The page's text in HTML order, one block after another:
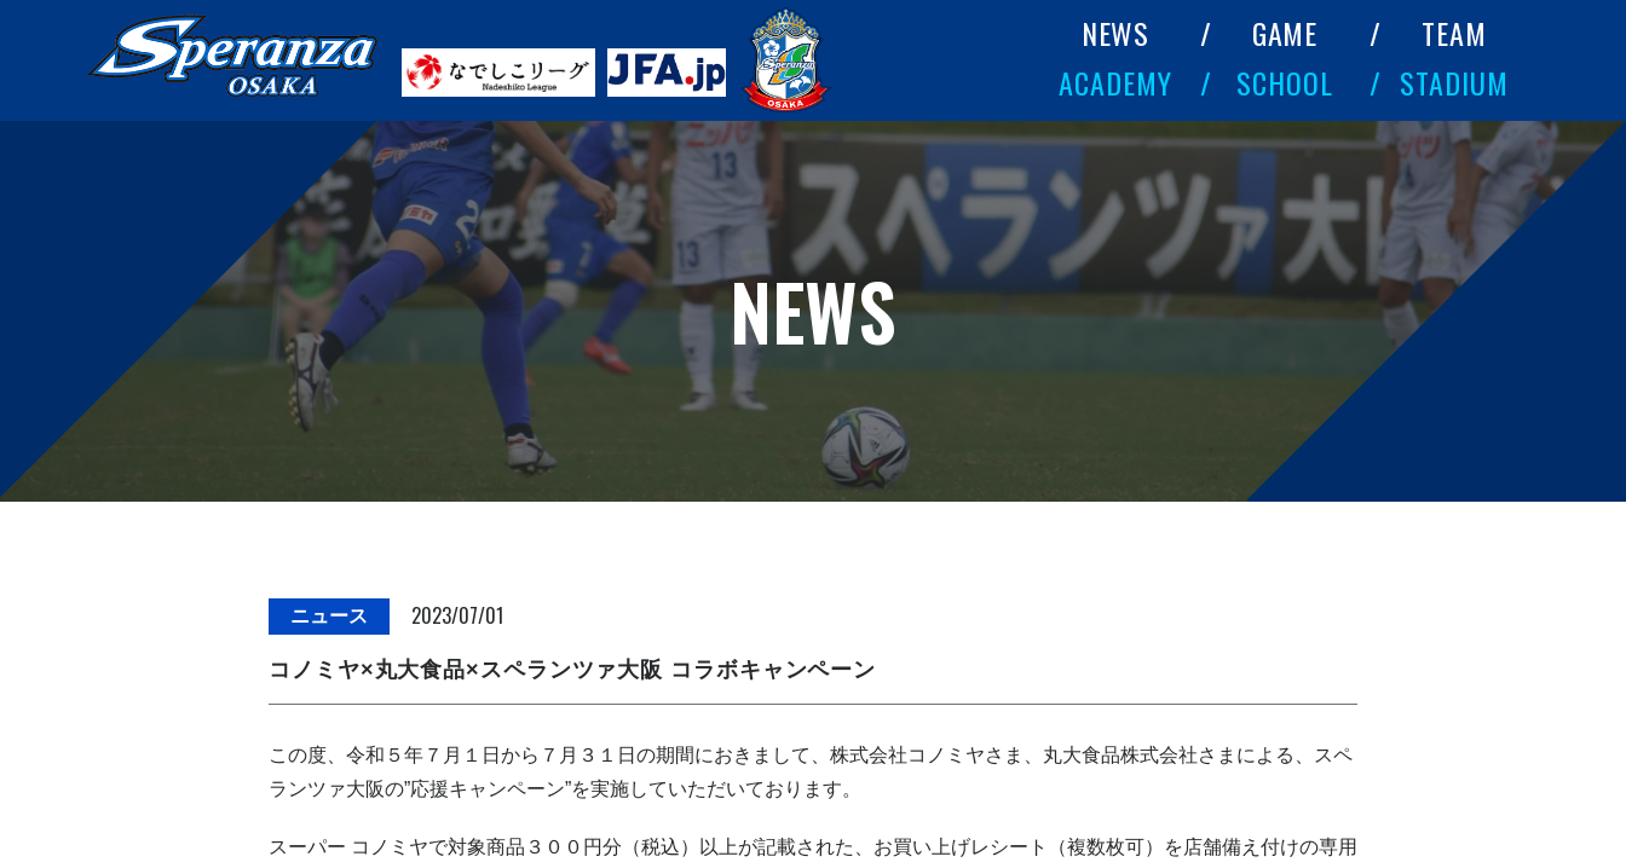
NEWS GAME
TEAM
ACADEMY
SCHOOL STADIUM
NEWS
ニュース 2023/07/01
コノミヤ×丸大食品×スペランツァ大阪 コラボキャンペーン
この度、令和５年７月１日から７月３１日の期間におきまして、株式会社コノミヤさま、丸大食品株式会社さまによる、スペ
ランツァ大阪の”応援キャンペーン”を実施していただいております。
スーパー コノミヤで対象商品３００円分（税込）以上が記載された、お買い上げレシート（複数枚可）を店舗備え付けの専用